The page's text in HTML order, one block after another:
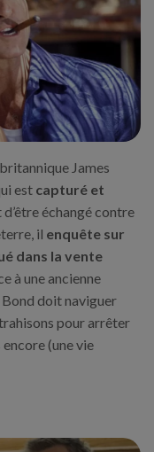
James
est capturé et
d’être échangé contre
il enquête sur
dans la vente
à une ancienne
Bond doit naviguer
pour arrêter
(une vie